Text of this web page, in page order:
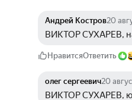
Андрей Костров20
ВИКТОР СУХАРЕВ,
НравитсяОтветить
олег сергеевич20
ВИКТОР СУХАРЕВ,